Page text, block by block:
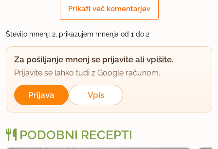
Prikaži več komentarjev
Število mnenj: 2, prikazujem mnenja od 1 do 2
Za pošiljanje mnenj se prijavite ali vpišite.
Prijavite se lahko tudi z Google računom.
Prijava Vpis
PODOBNI RECEPTI